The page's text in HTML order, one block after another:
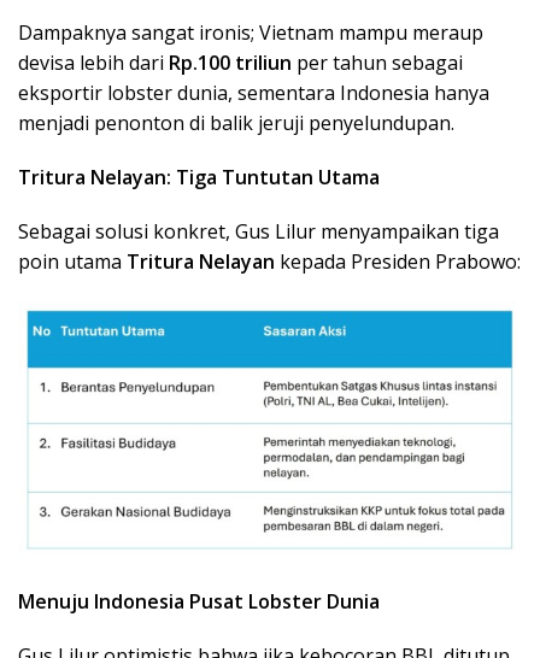
Dampaknya sangat ironis; Vietnam mampu meraup
devisa lebih dari Rp.100 triliun per tahun sebagai
eksportir lobster dunia, sementara Indonesia hanya
menjadi penonton di balik jeruji penyelundupan.
Tritura Nelayan: Tiga Tuntutan Utama
Sebagai solusi konkret, Gus Lilur menyampaikan tiga
poin utama Tritura Nelayan kepada Presiden Prabowo:
Menuju Indonesia Pusat Lobster Dunia